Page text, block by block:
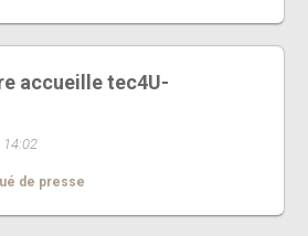
accueille tec4U-
de presse